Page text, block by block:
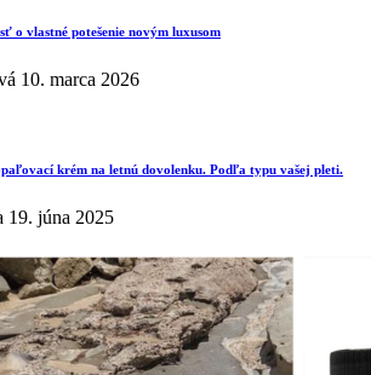
o vlastné potešenie novým luxusom
10. marca 2026
krém na letnú dovolenku. Podľa typu vašej pleti.
19. júna 2025